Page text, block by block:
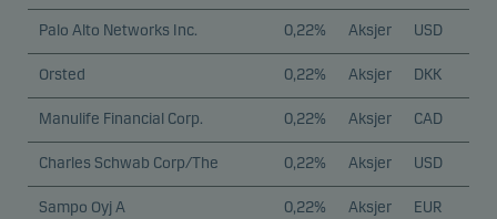
Palo Alto Networks Inc. 0,22% Aksjer USD
Orsted 0,22% Aksjer DKK
Manulife Financial Corp. 0,22% Aksjer CAD
Charles Schwab Corp/The 0,22% Aksjer USD
Sampo Oyj A 0,22% Aksjer EUR